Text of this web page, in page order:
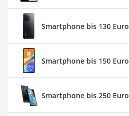
Smartphone bis 130 Euro
Smartphone bis 150 Euro
Smartphone bis 250 Euro